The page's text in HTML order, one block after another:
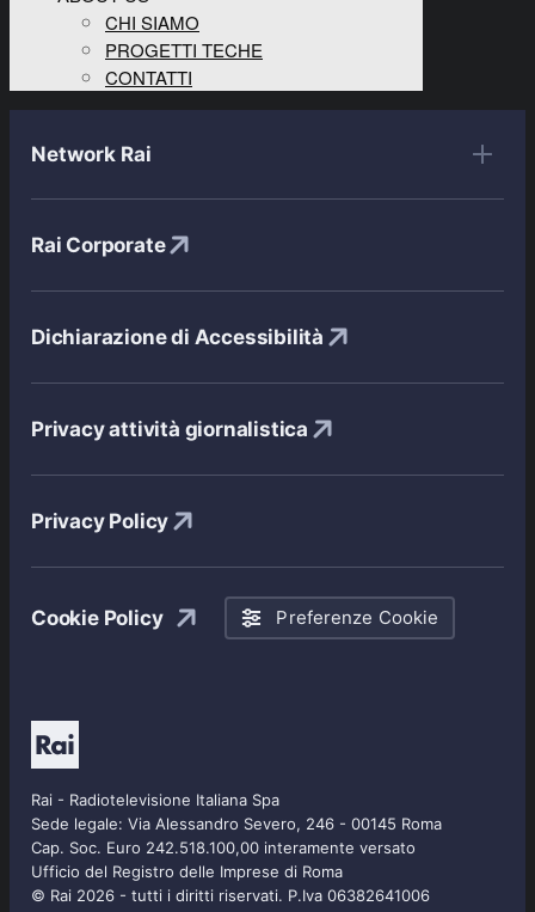
CHI SIAMO
PROGETTI TECHE
CONTATTI